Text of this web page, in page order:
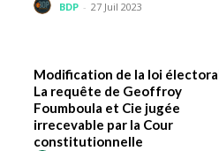
BDP - 27 Juil 2023
Modification de la loi
La requête de Geoffroy
Foumboula et Cie jugée
irrecevable par la Cour
constitutionnelle